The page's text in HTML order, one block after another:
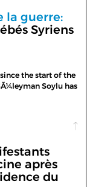
la guerre:
Syriens
the start of the
Soylu has
après
du